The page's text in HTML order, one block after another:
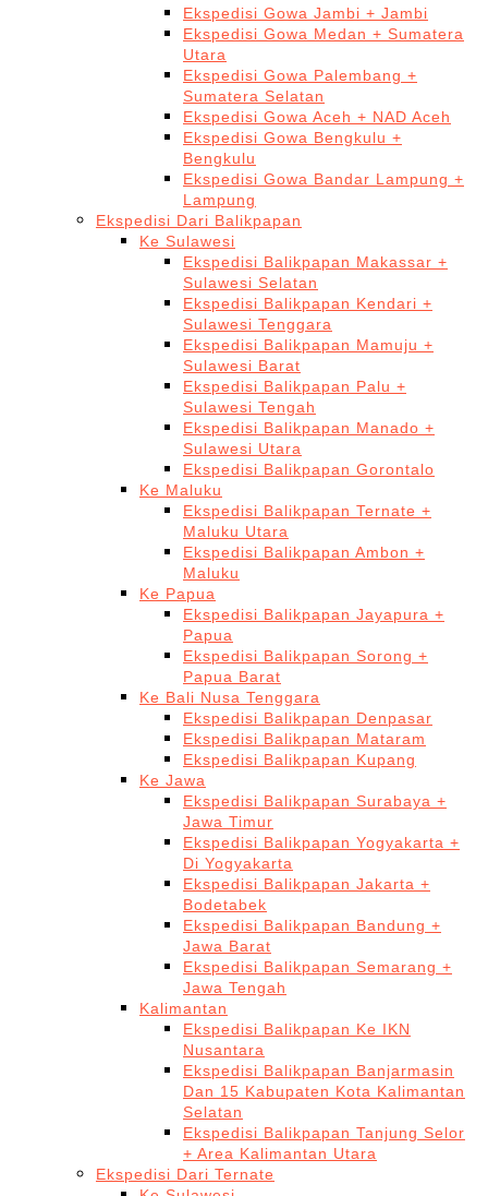
Ekspedisi Gowa Jambi + Jambi
Ekspedisi Gowa Medan + Sumatera
Utara
Ekspedisi Gowa Palembang +
Sumatera Selatan
Ekspedisi Gowa Aceh + NAD Aceh
Ekspedisi Gowa Bengkulu +
Bengkulu
Ekspedisi Gowa Bandar Lampung +
Lampung
Ekspedisi Dari Balikpapan
Ke Sulawesi
Ekspedisi Balikpapan Makassar +
Sulawesi Selatan
Ekspedisi Balikpapan Kendari +
Sulawesi Tenggara
Ekspedisi Balikpapan Mamuju +
Sulawesi Barat
Ekspedisi Balikpapan Palu +
Sulawesi Tengah
Ekspedisi Balikpapan Manado +
Sulawesi Utara
Ekspedisi Balikpapan Gorontalo
Ke Maluku
Ekspedisi Balikpapan Ternate +
Maluku Utara
Ekspedisi Balikpapan Ambon +
Maluku
Ke Papua
Ekspedisi Balikpapan Jayapura +
Papua
Ekspedisi Balikpapan Sorong +
Papua Barat
Ke Bali Nusa Tenggara
Ekspedisi Balikpapan Denpasar
Ekspedisi Balikpapan Mataram
Ekspedisi Balikpapan Kupang
Ke Jawa
Ekspedisi Balikpapan Surabaya +
Jawa Timur
Ekspedisi Balikpapan Yogyakarta +
Di Yogyakarta
Ekspedisi Balikpapan Jakarta +
Bodetabek
Ekspedisi Balikpapan Bandung +
Jawa Barat
Ekspedisi Balikpapan Semarang +
Jawa Tengah
Kalimantan
Ekspedisi Balikpapan Ke IKN
Nusantara
Ekspedisi Balikpapan Banjarmasin
Dan 15 Kabupaten Kota Kalimantan
Selatan
Ekspedisi Balikpapan Tanjung Selor
+ Area Kalimantan Utara
Ekspedisi Dari Ternate